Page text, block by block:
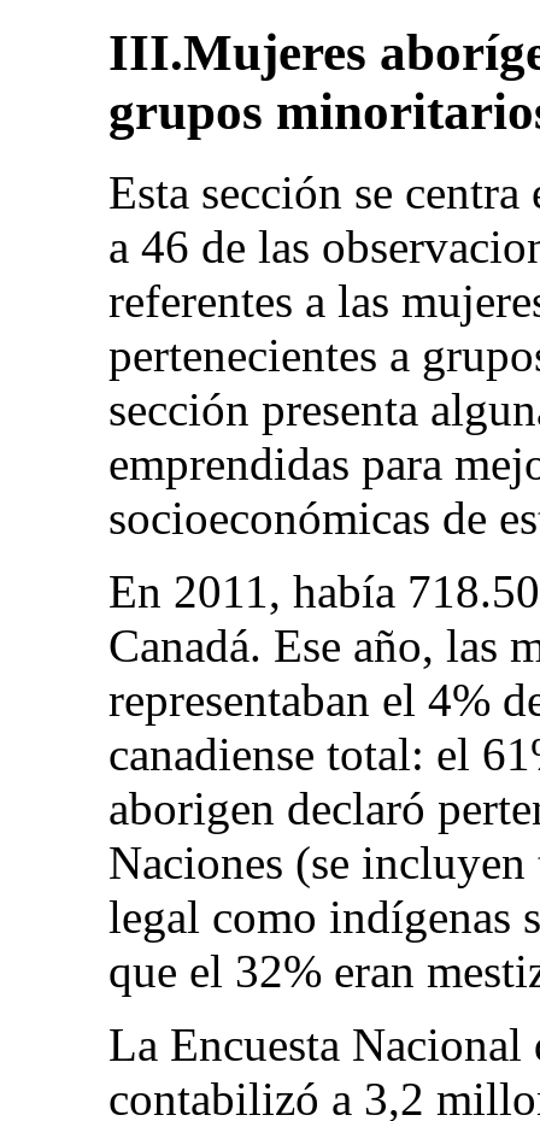
III.Mujeres
grupos
Esta sección se
a 46 de las
referentes a las
pertenecientes a
sección presenta
emprendidas para
socioeconómicas de
En 2011, había
Canadá. Ese año, las
representaban el 4%
canadiense total: el
aborigen declaró
Naciones (se
legal como indígenas
que el 32% eran
La Encuesta Nacional
contabilizó a 3,2